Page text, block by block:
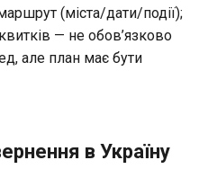
(міста/дати/події);
— не обов’язково
але план має бути
в Україну